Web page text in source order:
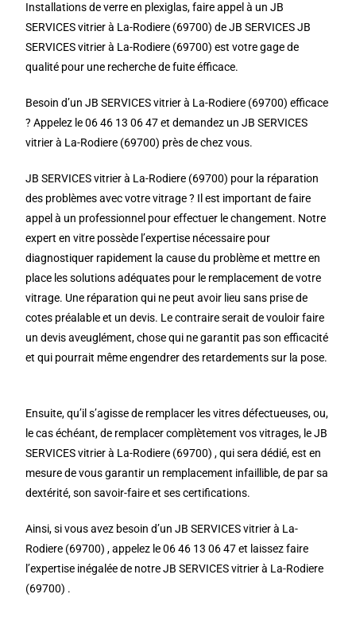
Installations de verre en plexiglas, faire appel à un JB
SERVICES vitrier à La-Rodiere (69700) de JB SERVICES JB
SERVICES vitrier à La-Rodiere (69700) est votre gage de
qualité pour une recherche de fuite éfficace.
Besoin d’un JB SERVICES vitrier à La-Rodiere (69700) efficace
? Appelez le 06 46 13 06 47 et demandez un JB SERVICES
vitrier à La-Rodiere (69700) près de chez vous.
JB SERVICES vitrier à La-Rodiere (69700) pour la réparation
des problèmes avec votre vitrage ? Il est important de faire
appel à un professionnel pour effectuer le changement. Notre
expert en vitre possède l’expertise nécessaire pour
diagnostiquer rapidement la cause du problème et mettre en
place les solutions adéquates pour le remplacement de votre
vitrage. Une réparation qui ne peut avoir lieu sans prise de
cotes préalable et un devis. Le contraire serait de vouloir faire
un devis aveuglément, chose qui ne garantit pas son efficacité
et qui pourrait même engendrer des retardements sur la pose.
Ensuite, qu’il s’agisse de remplacer les vitres défectueuses, ou,
le cas échéant, de remplacer complètement vos vitrages, le JB
SERVICES vitrier à La-Rodiere (69700) , qui sera dédié, est en
mesure de vous garantir un remplacement infaillible, de par sa
dextérité, son savoir-faire et ses certifications.
Ainsi, si vous avez besoin d’un JB SERVICES vitrier à La-
Rodiere (69700) , appelez le 06 46 13 06 47 et laissez faire
l’expertise inégalée de notre JB SERVICES vitrier à La-Rodiere
(69700) .